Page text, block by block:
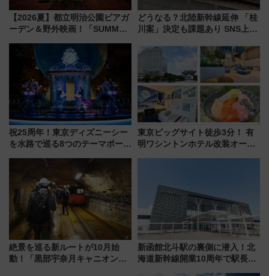
【2026夏】都立明治公園ビアガ
ーデン＆野外映画！「SUMMER
ケジュール 夜風とビール、映画
を満喫！
どうなる？北陸新幹線延伸 「桂
川案」決定も課題あり SNS上の
祝25周年！東京ディズニーシー
を水路で巡る8つのテーマポート
東京ビッグサイト徒歩3分！ 有
明ワシントンホテル改装オープ
絶景を巡る新ルートが10月始
動！「黒部宇奈月キャニオンル
新函館北斗駅の裏側に潜入！北
海道新幹線開業10周年で駅長